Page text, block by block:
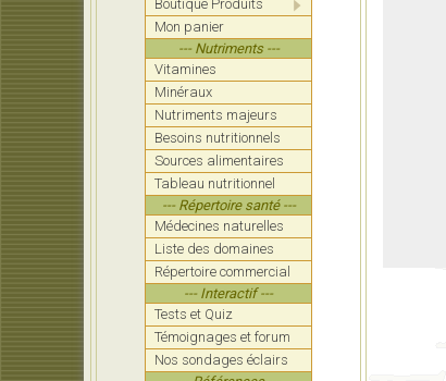
Boutique Produits
Mon panier
--- Nutriments ---
Vitamines
Minéraux
Nutriments majeurs
Besoins nutritionnels
Sources alimentaires
Tableau nutritionnel
--- Répertoire santé ---
Médecines naturelles
Liste des domaines
Répertoire commercial
--- Interactif ---
Tests et Quiz
Témoignages et forum
Nos sondages éclairs